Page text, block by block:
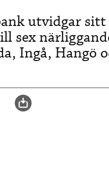
utvidgar sitt
sex
Ingå, Hangö